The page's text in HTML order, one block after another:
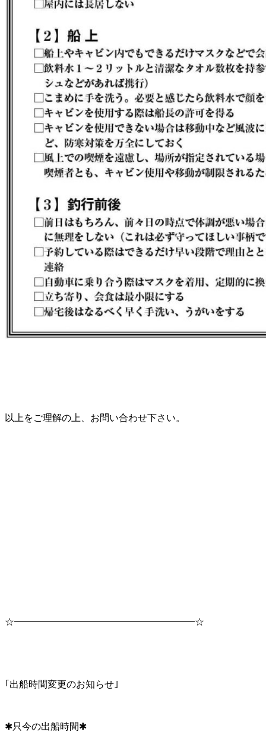
以上をご理解の上、お問い合わせ下さい。
☆━━━━━━━━━━━━━━━━━━━☆
｢出船時間変更のお知らせ｣
✱只今の出船時間✱